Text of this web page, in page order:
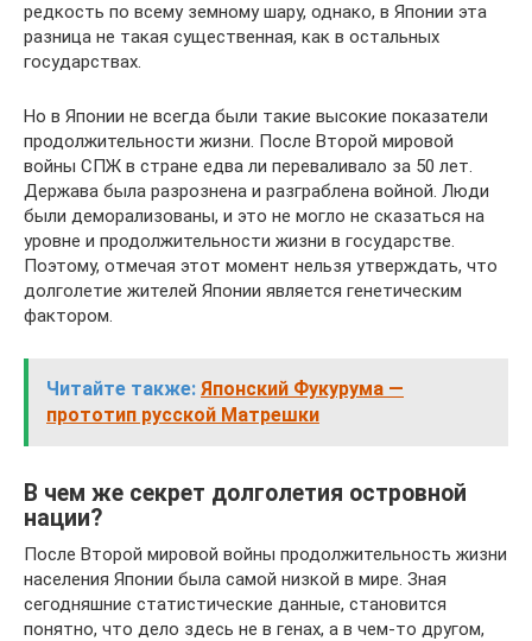
редкость по всему земному шару, однако, в Японии эта
разница не такая существенная, как в остальных
государствах.
Но в Японии не всегда были такие высокие показатели
продолжительности жизни. После Второй мировой
войны СПЖ в стране едва ли переваливало за 50 лет.
Держава была разрознена и разграблена войной. Люди
были деморализованы, и это не могло не сказаться на
уровне и продолжительности жизни в государстве.
Поэтому, отмечая этот момент нельзя утверждать, что
долголетие жителей Японии является генетическим
фактором.
Читайте также: Японский Фукурума —
прототип русской Матрешки
В чем же секрет долголетия островной
нации?
После Второй мировой войны продолжительность жизни
населения Японии была самой низкой в мире. Зная
сегодняшние статистические данные, становится
понятно, что дело здесь не в генах, а в чем-то другом,